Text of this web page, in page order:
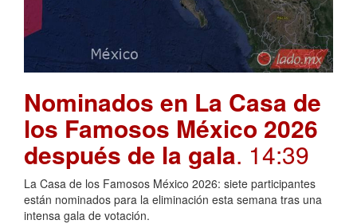
Nominados en La Casa de
los Famosos México 2026
después de la gala. 14:39
La Casa de los Famosos México 2026: siete participantes
están nominados para la eliminación esta semana tras una
intensa gala de votación.